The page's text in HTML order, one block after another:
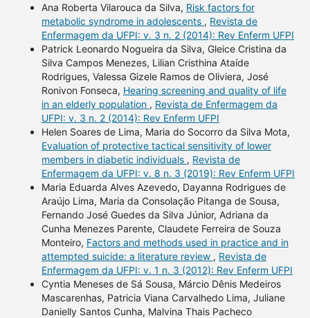
Ana Roberta Vilarouca da Silva, Risk factors for
metabolic syndrome in adolescents , Revista de
Enfermagem da UFPI: v. 3 n. 2 (2014): Rev Enferm UFPI
Patrick Leonardo Nogueira da Silva, Gleice Cristina da
Silva Campos Menezes, Lilian Cristhina Ataíde
Rodrigues, Valessa Gizele Ramos de Oliviera, José
Ronivon Fonseca, Hearing screening and quality of life
in an elderly population , Revista de Enfermagem da
UFPI: v. 3 n. 2 (2014): Rev Enferm UFPI
Helen Soares de Lima, Maria do Socorro da Silva Mota,
Evaluation of protective tactical sensitivity of lower
members in diabetic individuals , Revista de
Enfermagem da UFPI: v. 8 n. 3 (2019): Rev Enferm UFPI
Maria Eduarda Alves Azevedo, Dayanna Rodrigues de
Araújo Lima, Maria da Consolação Pitanga de Sousa,
Fernando José Guedes da Silva Júnior, Adriana da
Cunha Menezes Parente, Claudete Ferreira de Souza
Monteiro, Factors and methods used in practice and in
attempted suicide: a literature review , Revista de
Enfermagem da UFPI: v. 1 n. 3 (2012): Rev Enferm UFPI
Cyntia Meneses de Sá Sousa, Márcio Dênis Medeiros
Mascarenhas, Patricia Viana Carvalhedo Lima, Juliane
Danielly Santos Cunha, Malvina Thais Pacheco